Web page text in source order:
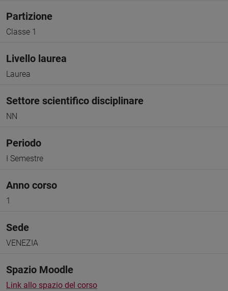
Partizione
Classe 1
Livello laurea
Laurea
Settore scientifico disciplinare
NN
Periodo
I Semestre
Anno corso
1
Sede
VENEZIA
Spazio Moodle
Link allo spazio del corso